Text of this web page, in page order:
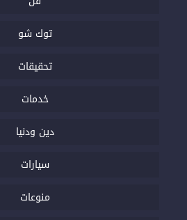
توك شو
تحقيقات
خدمات
دين ودنيا
سيارات
منوعات